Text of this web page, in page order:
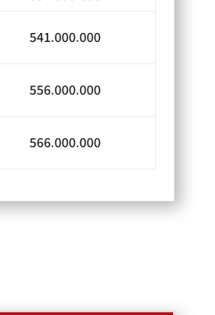
541.000.000
556.000.000
566.000.000